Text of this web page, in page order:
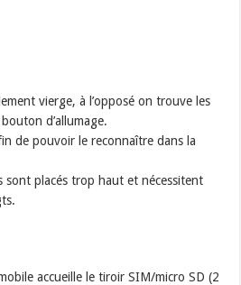
vierge, à l’opposé on trouve les
d’allumage.
de pouvoir le reconnaître dans la
sont placés trop haut et nécessitent
accueille le tiroir SIM/micro SD (2